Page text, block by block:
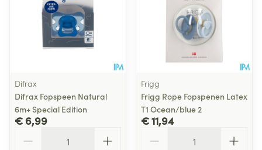
Difrax
Difrax Fopspeen Natural
6m+ Special Edition
€ 6,99
Frigg
Frigg Rope Fopspenen Latex
T1 Ocean/blue 2
€ 11,94